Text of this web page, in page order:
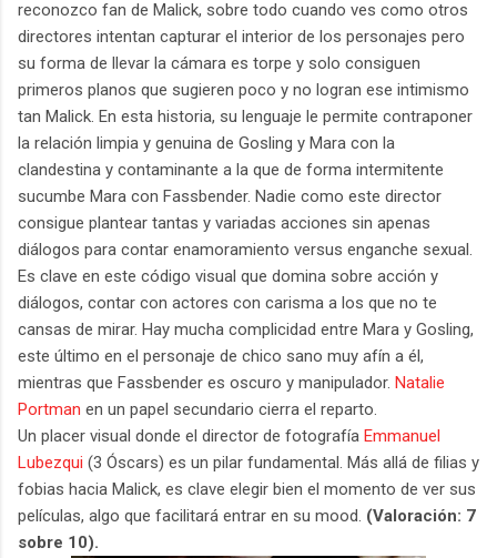
reconozco fan de Malick, sobre todo cuando ves como otros
directores intentan capturar el interior de los personajes pero
su forma de llevar la cámara es torpe y solo consiguen
primeros planos que sugieren poco y no logran ese intimismo
tan Malick. En esta historia, su lenguaje le permite contraponer
la relación limpia y genuina de Gosling y Mara con la
clandestina y contaminante a la que de forma intermitente
sucumbe Mara con Fassbender. Nadie como este director
consigue plantear tantas y variadas acciones sin apenas
diálogos para contar enamoramiento versus enganche sexual.
Es clave en este código visual que domina sobre acción y
diálogos, contar con actores con carisma a los que no te
cansas de mirar. Hay mucha complicidad entre Mara y Gosling,
este último en el personaje de chico sano muy afín a él,
mientras que Fassbender es oscuro y manipulador. Natalie
Portman en un papel secundario cierra el reparto.
Un placer visual donde el director de fotografía Emmanuel
Lubezqui (3 Óscars) es un pilar fundamental. Más allá de filias y
fobias hacia Malick, es clave elegir bien el momento de ver sus
películas, algo que facilitará entrar en su mood. (Valoración: 7
sobre 10).